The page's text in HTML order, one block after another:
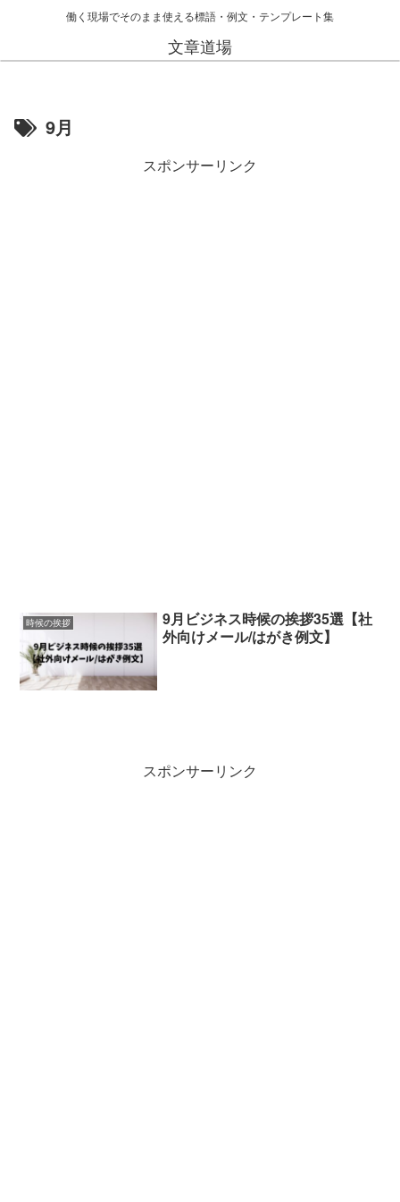
働く現場でそのまま使える標語・例文・テンプレート集
文章道場
9月
スポンサーリンク
時候の挨拶
9月ビジネス時候の挨拶35選【社
外向けメール/はがき例文】
スポンサーリンク